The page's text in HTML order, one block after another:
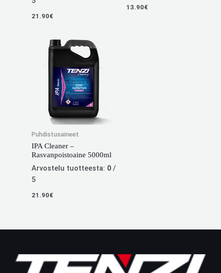
21.90€
13.90€
Puhdistusaineet
IPA Cleaner –
Rasvanpoistoaine 5000ml
Arvostelu tuotteesta: 0/
5
21.90€